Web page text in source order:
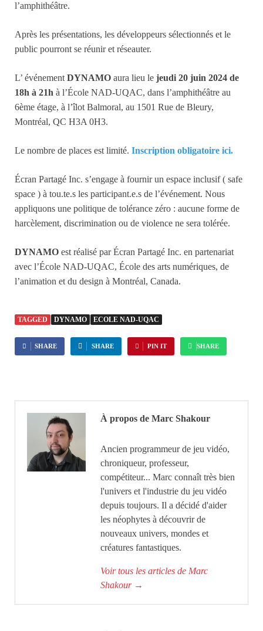
l’amphithéâtre.
Après les présentations, les développeurs sélectionnés et le
public pourront se réunir et réseauter.
L’ événement DYNAMO aura lieu le jeudi 20 juin 2024 de
18h à 21h à l’École NAD-UQAC, dans l’amphithéâtre au
6ème étage, à l’îlot Balmoral, au 1501 Rue de Bleury,
Montréal, QC H3A 0H3.
Le nombre de places est limité. Inscription obligatoire ici.
Écran Partagé Inc. s’engage à fournir un espace inclusif ( safe
space ) à tou.te.s les participant.e.s de l’événement. Nous
appliquons une politique de tolérance zéro : aucune forme de
harcèlement, discrimination ou de violence ne sera tolérée.
DYNAMO est réalisé par Écran Partagé Inc. en partenariat
avec l’École NAD-UQAC, École des arts numériques, de
l’animation et du design à Montréal, Canada.
TAGGED DYNAMO ECOLE NAD-UQAC
SHARE SHARE PIN IT SHARE
À propos de Marc Shakour
Ancien programmeur de jeu vidéo,
chroniqueur, professeur,
compétiteur... Marc connaît très bien
l'univers et l'industrie du jeu vidéo
depuis toujours. Il a décidé d'aider
les néophytes à découvrir de
nouveaux univers, mondes et
créatures fantastiques.
Voir tous les articles de Marc
Shakour →